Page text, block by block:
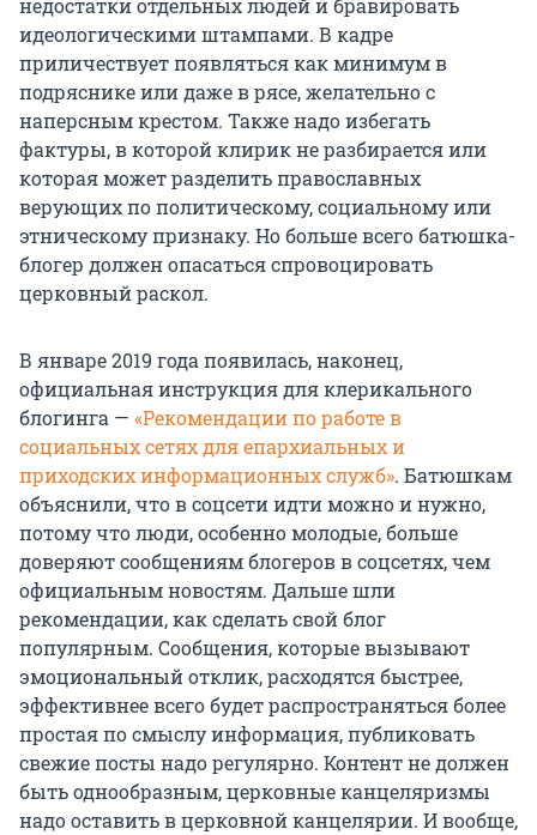
недостатки отдельных людей и бравировать
идеологическими штампами. В кадре
приличествует появляться как минимум в
подряснике или даже в рясе, желательно с
наперсным крестом. Также надо избегать
фактуры, в которой клирик не разбирается или
которая может разделить православных
верующих по политическому, социальному или
этническому признаку. Но больше всего батюшка-
блогер должен опасаться спровоцировать
церковный раскол.
В январе 2019 года появилась, наконец,
официальная инструкция для клерикального
блогинга — «Рекомендации по работе в
социальных сетях для епархиальных и
приходских информационных служб». Батюшкам
объяснили, что в соцсети идти можно и нужно,
потому что люди, особенно молодые, больше
доверяют сообщениям блогеров в соцсетях, чем
официальным новостям. Дальше шли
рекомендации, как сделать свой блог
популярным. Сообщения, которые вызывают
эмоциональный отклик, расходятся быстрее,
эффективнее всего будет распространяться более
простая по смыслу информация, публиковать
свежие посты надо регулярно. Контент не должен
быть однообразным, церковные канцеляризмы
надо оставить в церковной канцелярии. И вообще,